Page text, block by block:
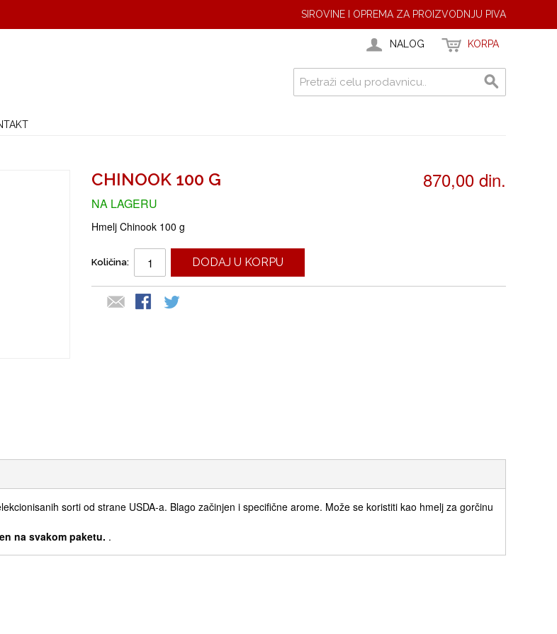
SIROVINE I OPREMA ZA PROIZVODNJU PIVA
NALOG KORPA
CHINOOK 100 G 870,00 din.
NA LAGERU
Hmelj Chinook 100 g
Količina: DODAJ U KORPU
sorti od strane USDA-a. Blago začinjen i specifične arome. Može se koristiti kao hmelj za gorčinu
na svakom paketu. .